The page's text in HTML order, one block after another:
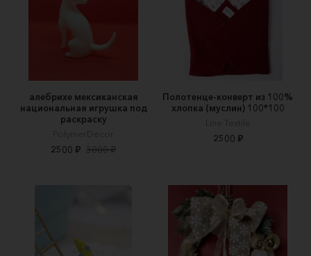
алебрихе мексиканская
национальная игрушка под
раскраску
PolymerDecor
2500 ₽ 3000 ₽
Полотенце-конверт из 100%
хлопка (муслин) 100*100
Line Textile
2500 ₽